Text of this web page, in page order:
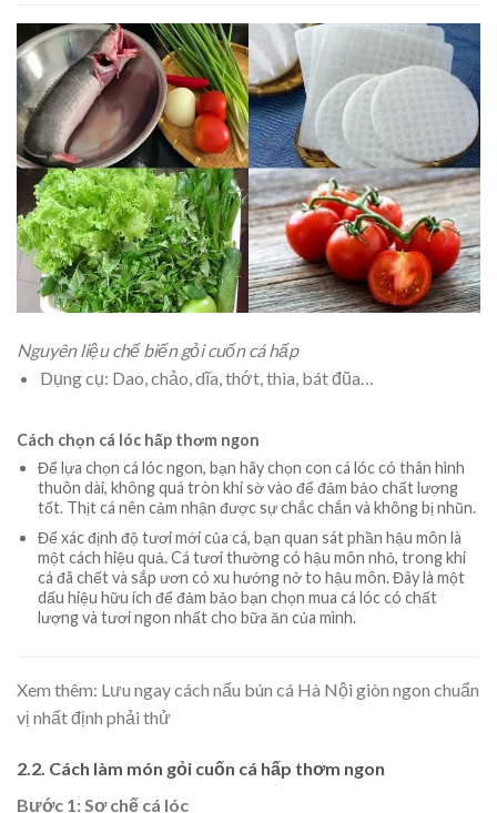
Nguyên liệu chế biến gỏi cuốn cá hấp
Dụng cụ: Dao, chảo, dĩa, thớt, thìa, bát đũa…
Cách chọn cá lóc hấp thơm ngon
Để lựa chọn cá lóc ngon, bạn hãy chọn con cá lóc có thân hình
thuôn dài, không quá tròn khi sờ vào để đảm bảo chất lượng
tốt. Thịt cá nên cảm nhận được sự chắc chắn và không bị nhũn.
Để xác định độ tươi mới của cá, bạn quan sát phần hậu môn là
một cách hiệu quả. Cá tươi thường có hậu môn nhỏ, trong khi
cá đã chết và sắp ươn có xu hướng nở to hậu môn. Đây là một
dấu hiệu hữu ích để đảm bảo bạn chọn mua cá lóc có chất
lượng và tươi ngon nhất cho bữa ăn của mình.
Xem thêm: Lưu ngay cách nấu bún cá Hà Nội giòn ngon chuẩn
vị nhất định phải thử
2.2. Cách làm món gỏi cuốn cá hấp thơm ngon
Bước 1: Sơ chế cá lóc